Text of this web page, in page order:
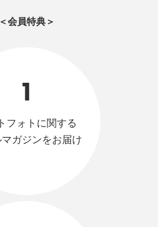
＜会員特典＞
1
フォトに関する
ガジンをお届け